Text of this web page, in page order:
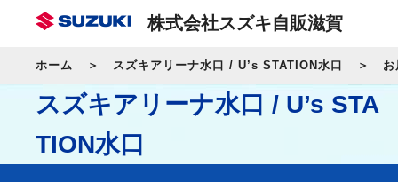
株式会社スズキ自販滋賀
ホーム スズキアリーナ水口 / U’s STATION水口
スズキアリーナ水口 / U’s STA
TION水口